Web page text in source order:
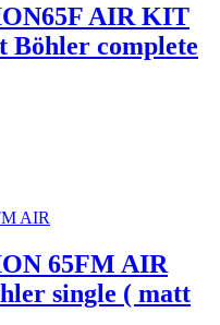
AIR KIT
Böhler complete
65FM AIR
single ( matt